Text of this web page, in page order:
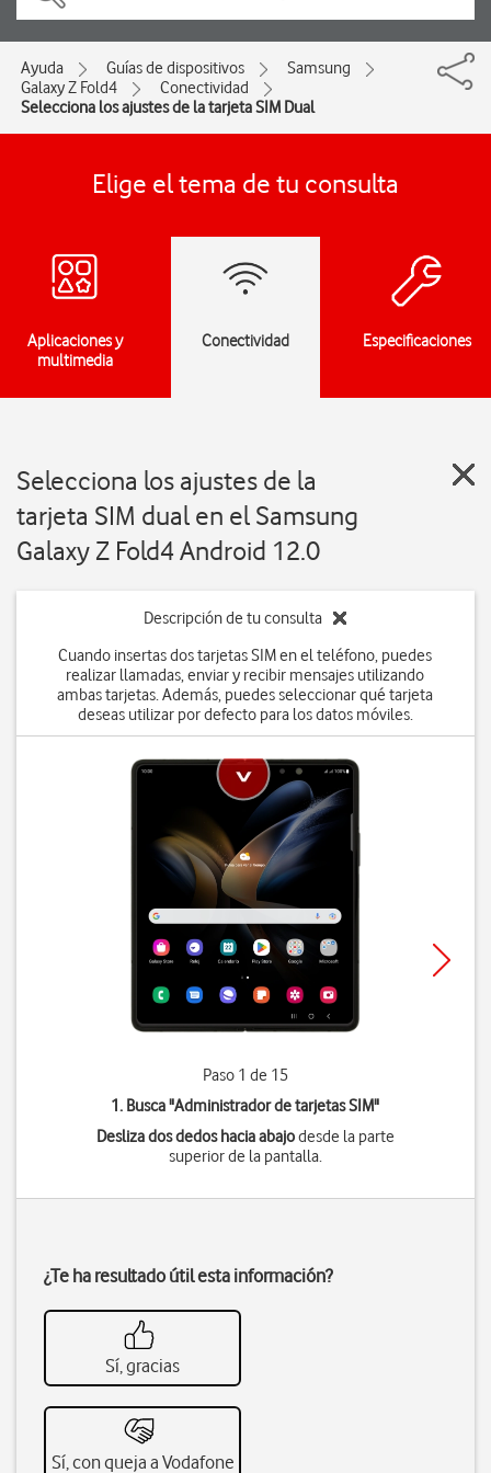
Ayuda Guías de dispositivos
Samsung
Galaxy Z Fold4
Conectividad
Selecciona los ajustes de la tarjeta SIM Dual
Elige el tema de tu consulta
Aplicaciones y
multimedia
Conectividad Especificaciones
Selecciona los ajustes de la
tarjeta SIM dual en el Samsung
Galaxy Z Fold4 Android 12.0
Descripción de tu consulta
Cuando insertas dos tarjetas SIM en el teléfono, puedes
realizar llamadas, enviar y recibir mensajes utilizando
ambas tarjetas. Además, puedes seleccionar qué tarjeta
deseas utilizar por defecto para los datos móviles.
Paso 1 de 15
1. Busca "Administrador de tarjetas SIM"
Desliza dos dedos hacia abajodesde la parte
superior de la pantalla.
¿Te ha resultado útil esta información?
Sí, gracias
Sí, con queja a Vodafone